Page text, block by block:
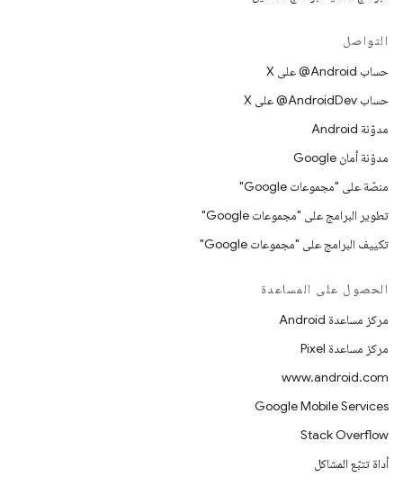
التواصل
حساب ‎@Android على X
حساب ‎@AndroidDev على X
مدوّنة Android
مدوّنة أمان Google
منصّة على "مجموعات Google"
تطوير البرامج على "مجموعات Google"
تكييف البرامج على "مجموعات Google"
الحصول على المساعدة
مركز مساعدة Android
مركز مساعدة Pixel
www.android.com
Google Mobile Services
Stack Overflow
أداة تتبّع المشاكل